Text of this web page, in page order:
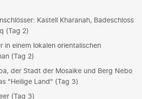
Kastell Kharanah, Badeschloss
(Tag 2)
in einem lokalen orientalischen
(Tag 2)
der Stadt der Mosaike und Berg Nebo
"Heilige Land" (Tag 3)
(Tag 3)